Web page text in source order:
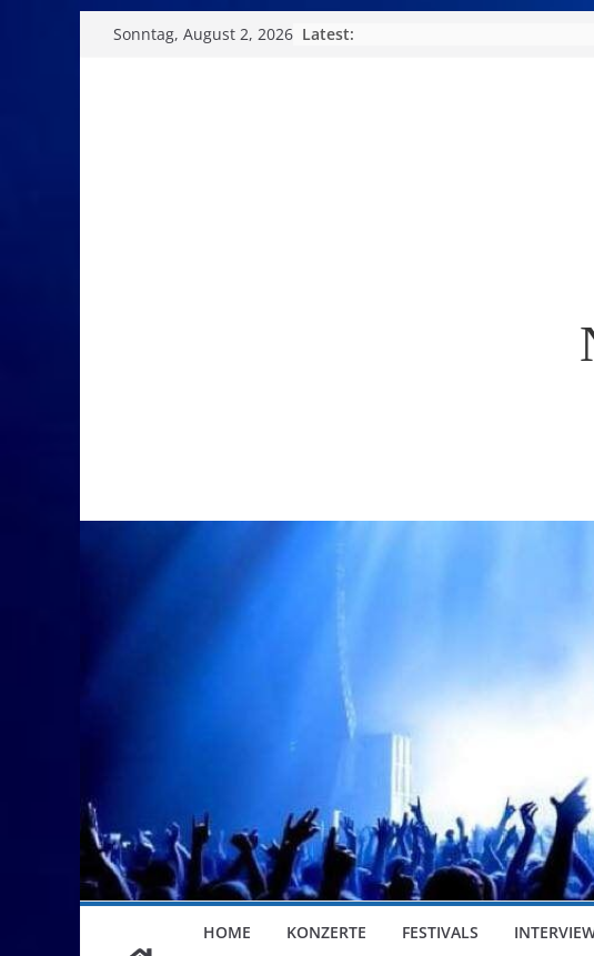
SkipSonntag, August 2, 2026 Latest:
HOME KONZERTE FESTIVALS